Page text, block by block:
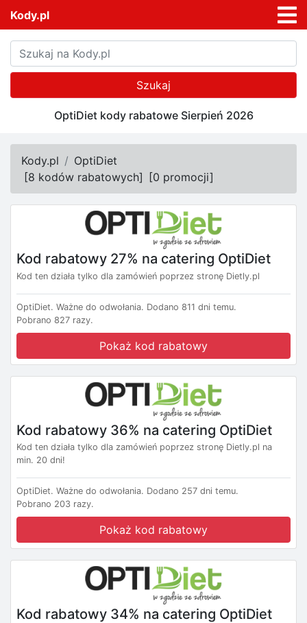
Kody.pl
Szukaj
OptiDiet kody rabatowe Sierpień 2026
Kody.pl
OptiDiet
[8 kodów rabatowych] [0 promocji]
Kod rabatowy 27% na catering OptiDiet
Kod ten działa tylko dla zamówień poprzez stronę Dietly.pl
OptiDiet. Ważne do odwołania. Dodano 811 dni temu.
Pobrano 827 razy.
Pokaż kod rabatowy
Kod rabatowy 36% na catering OptiDiet
Kod ten działa tylko dla zamówień poprzez stronę Dietly.pl na
min. 20 dni!
OptiDiet. Ważne do odwołania. Dodano 257 dni temu.
Pobrano 203 razy.
Pokaż kod rabatowy
Kod rabatowy 34% na catering OptiDiet